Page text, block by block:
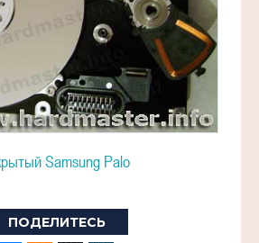
Samsung Palo
ПОДЕЛИТЕСЬ